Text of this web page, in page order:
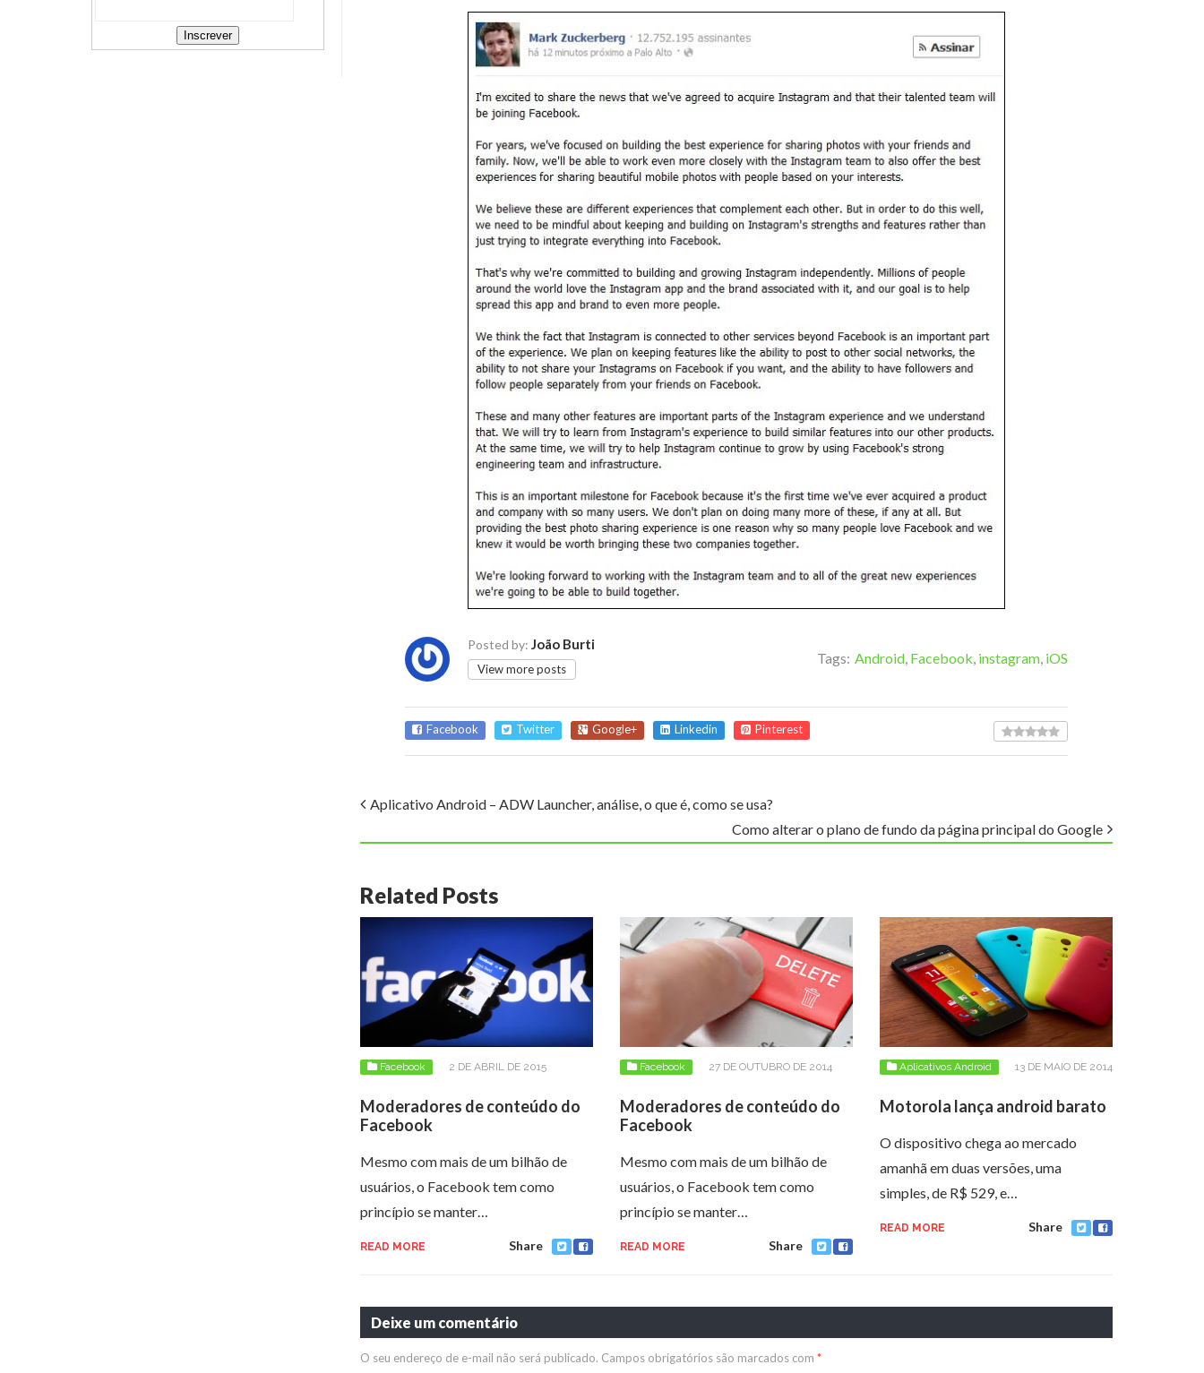
Posted by: João Burti
View more posts
Tags: Android, Facebook, instagram, iOS
Facebook Twitter Google+ Linkedin Pinterest
Aplicativo Android – ADW Launcher, análise, o que é, como se usa?
Como alterar o plano de fundo da página principal do Google
Related Posts
Facebook 2 DE ABRIL DE 2015
Moderadores de conteúdo do
Facebook
Mesmo com mais de um bilhão de
usuários, o Facebook tem como
princípio se manter…
READ MORE Share
Facebook 27 DE OUTUBRO DE 2014
Moderadores de conteúdo do
Facebook
Mesmo com mais de um bilhão de
usuários, o Facebook tem como
princípio se manter…
READ MORE Share
Aplicativos Android 13 DE MAIO DE 2014
Motorola lança android barato
O dispositivo chega ao mercado
amanhã em duas versões, uma
simples, de R$ 529, e…
READ MORE Share
Deixe um comentário
O seu endereço de e-mail não será publicado. Campos obrigatórios são marcados com *